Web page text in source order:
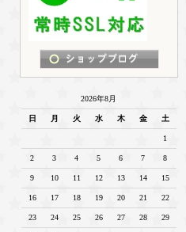
2026年8月
日 月 火 水 木 金 土
1
2 3 4 5 6 7 8
9 10 11 12 13 14 15
16 17 18 19 20 21 22
23 24 25 26 27 28 29